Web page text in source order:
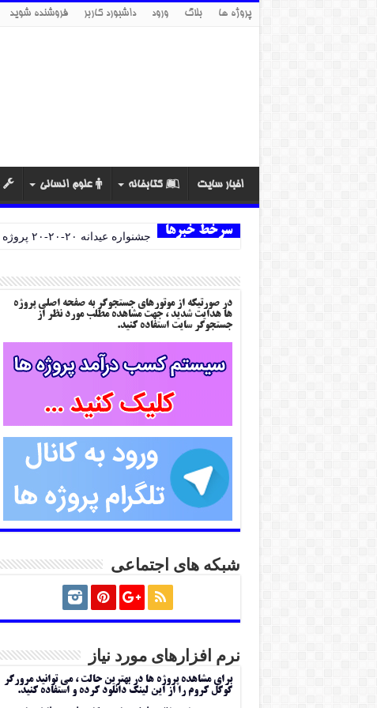
پروژه ها بلاگ ورود داشبورد کاربر فروشنده شوید
اخبار سایت کتابخانه علوم انسانی
سرخط خبرها جشنواره عیدانه ۲۰-۲۰-۲۰ پروژه ها
در صورتیکه از موتورهای جستجوگر به صفحه اصلی پروژه
ها هدایت شدید ، جهت مشاهده مطلب مورد نظر از
جستجوگر سایت استفاده کنید.
شبکه های اجتماعی
نرم افزارهای مورد نیاز
برای مشاهده پروژه ها در بهترین حالت ، می توانید مرورگر
گوگل کروم را از این لینک دانلود کرده و استفاده کنید.